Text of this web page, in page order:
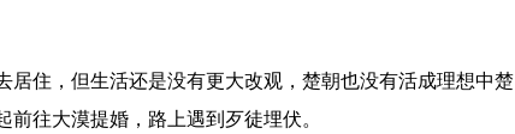
住，但生活还是没有更大改观，楚朝也没有活成理想中楚
往大漠提婚，路上遇到歹徒埋伏。